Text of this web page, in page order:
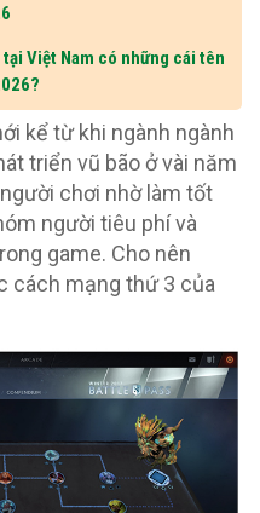
Việt Nam có những cái tên
kể từ khi ngành ngành
triển vũ bão ở vài năm
chơi nhờ làm tốt
người tiêu phí và
game. Cho nên
cách mạng thứ 3 của